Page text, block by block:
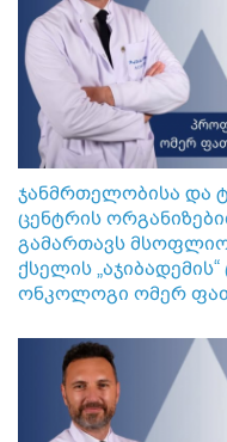
ჯანმრთელობისა და
ცენტრის
გამართავს
ქსელის
ონკოლოგი ომერ